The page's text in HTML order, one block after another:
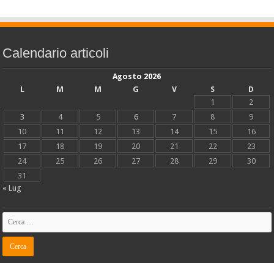
Calendario articoli
Agosto 2026
L
M M G V S
D
1
2
3
4 5 6 7 8
9
10
11 12 13 14 15
16
17
18 19 20 21 22
23
24
25 26 27 28 29
30
31
« Lug